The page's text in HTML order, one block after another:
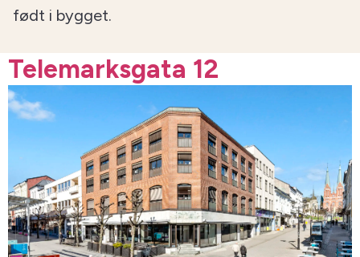
født i bygget.
Telemarksgata 12